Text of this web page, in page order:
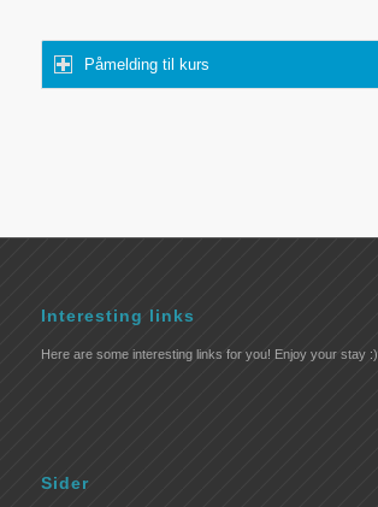
Påmelding til kurs
Interesting links
Here are some interesting links for you! Enjoy your stay :)
Sider